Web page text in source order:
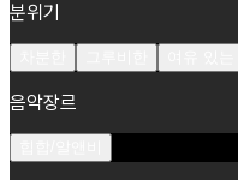
분위기
음악장르